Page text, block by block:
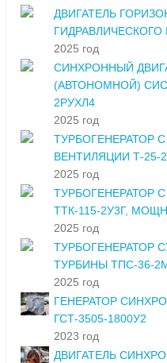
ДВИГАТЕЛЬ
ГИДРАВЛИЧЕСКОГО
2025 год
СИНХРОННЫЙ
(АВТОНОМНОЙ)
2РУХЛ4
2025 год
ТУРБОГЕНЕРАТОР
ВЕНТИЛЯЦИИ Т-
2025 год
ТУРБОГЕНЕРАТОР
ТТК-115-2У3Г,
2025 год
ТУРБОГЕНЕРАТОР
ТУРБИНЫ ТПС-36-
2025 год
ГЕНЕРАТОР
ГСТ-3505-1800У2
2023 год
ДВИГАТЕЛЬ